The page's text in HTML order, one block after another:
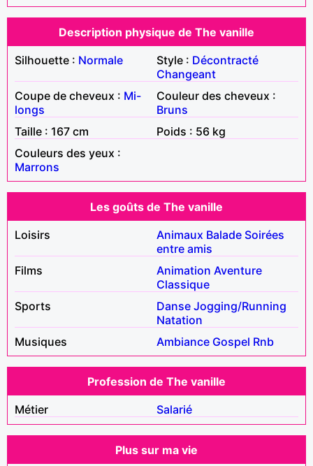
Description physique de The vanille
Silhouette : Normale Style : Décontracté
Changeant
Coupe de cheveux : Mi-
longs
Couleur des cheveux :
Bruns
Taille : 167 cm
Poids : 56 kg
Couleurs des yeux :
Marrons
Les goûts de The vanille
Loisirs
Animaux Balade Soirées
entre amis
Films
Animation Aventure
Classique
Sports
Danse Jogging/Running
Natation
Musiques
Ambiance Gospel Rnb
Profession de The vanille
Métier
Salarié
Plus sur ma vie